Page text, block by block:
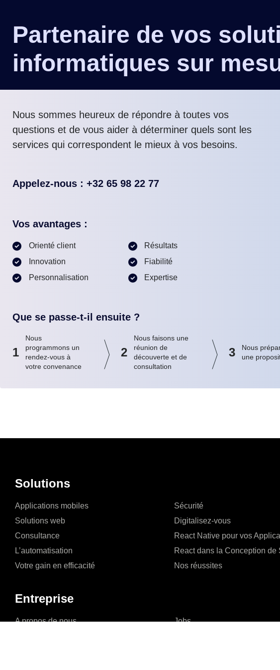
Partenaire de vos
informatiques sur
Nous sommes heureux de répondre à toutes vos
questions et de vous aider à déterminer quels sont les
services qui correspondent le mieux à vos besoins.
Appelez-nous : +32 65 98 22 77
Vos avantages :
Orienté client
Innovation
Personnalisation
Résultats
Fiabilité
Expertise
Que se passe-t-il ensuite ?
1
Nous
programmons un
rendez-vous à
votre convenance
2
Nous faisons une
réunion de
découverte et de
consultation
3
Nous
une
Solutions
Applications mobiles
Solutions web
Consultance
L’automatisation
Votre gain en efficacité
Sécurité
Digitalisez-vous
React Native pour vos
React dans la Conception de
Nos réussites
Entreprise
A propos de nous
Jobs